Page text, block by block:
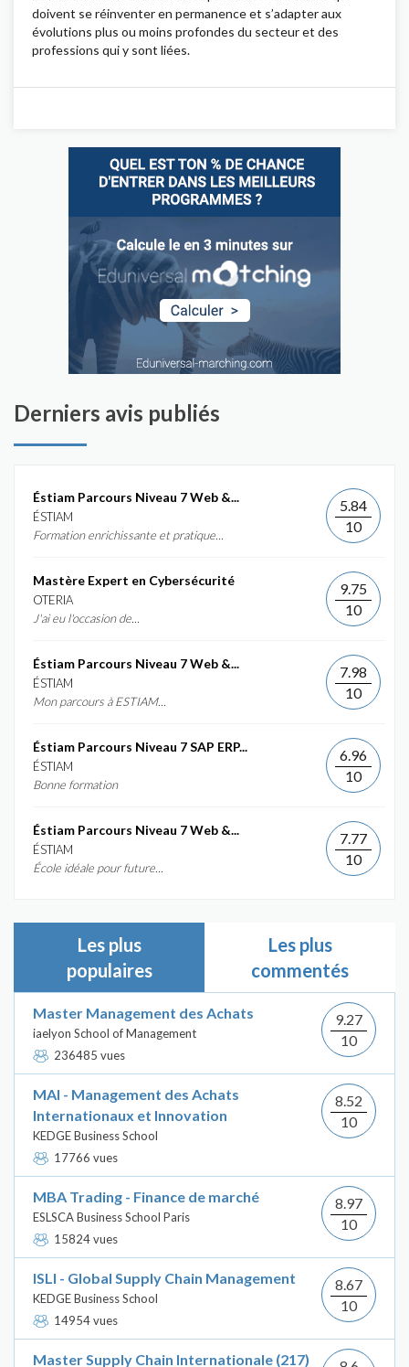
doivent se réinventer en permanence et s’adapter aux
évolutions plus ou moins profondes du secteur et des
professions qui y sont liées.
Derniers avis publiés
Éstiam Parcours Niveau 7 Web &...
ÉSTIAM
Formation enrichissante et pratique...
5.84
10
Mastère Expert en Cybersécurité
OTERIA
J'ai eu l'occasion de...
9.75
10
Éstiam Parcours Niveau 7 Web &...
ÉSTIAM
Mon parcours à ESTIAM...
7.98
10
Éstiam Parcours Niveau 7 SAP ERP...
ÉSTIAM
Bonne formation
6.96
10
Éstiam Parcours Niveau 7 Web &...
ÉSTIAM
École idéale pour future...
7.77
10
Les plus
populaires
Les plus
commentés
Master Management des Achats
iaelyon School of Management
236485 vues
9.27
10
MAI - Management des Achats
Internationaux et Innovation
KEDGE Business School
17766 vues
8.52
10
MBA Trading - Finance de marché
ESLSCA Business School Paris
15824 vues
8.97
10
ISLI - Global Supply Chain Management
KEDGE Business School
14954 vues
8.67
10
Master Supply Chain Internationale (217)